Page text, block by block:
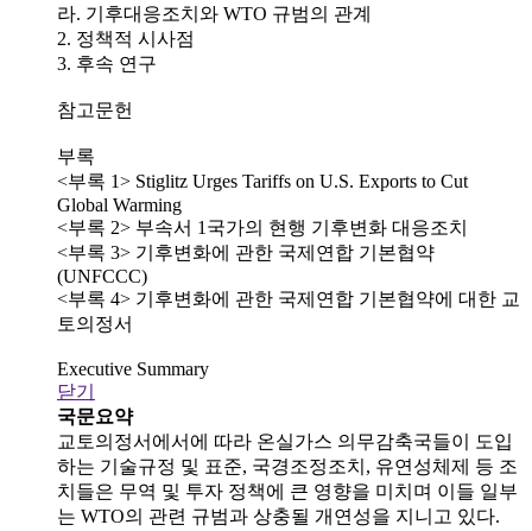
라. 기후대응조치와 WTO 규범의 관계
2. 정책적 시사점
3. 후속 연구
참고문헌
부록
<부록 1> Stiglitz Urges Tariffs on U.S. Exports to Cut
Global Warming
<부록 2> 부속서 1국가의 현행 기후변화 대응조치
<부록 3> 기후변화에 관한 국제연합 기본협약
(UNFCCC)
<부록 4> 기후변화에 관한 국제연합 기본협약에 대한 교
토의정서
Executive Summary
닫기
국문요약
교토의정서에서에 따라 온실가스 의무감축국들이 도입
하는 기술규정 및 표준, 국경조정조치, 유연성체제 등 조
치들은 무역 및 투자 정책에 큰 영향을 미치며 이들 일부
는 WTO의 관련 규범과 상충될 개연성을 지니고 있다.